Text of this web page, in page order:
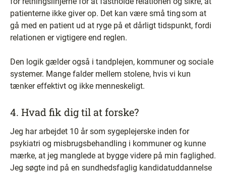
patienterne ikke giver op. Det kan være små ting som at
gå med en patient ud at ryge på et dårligt tidspunkt, fordi
relationen er vigtigere end reglen.
Den logik gælder også i tandplejen, kommuner og sociale
systemer. Mange falder mellem stolene, hvis vi kun
tænker effektivt og ikke menneskeligt.
4. Hvad fik dig til at forske?
Jeg har arbejdet 10 år som sygeplejerske inden for
psykiatri og misbrugsbehandling i kommuner og kunne
mærke, at jeg manglede at bygge videre på min faglighed.
Jeg søgte ind på en sundhedsfaglig kandidatuddannelse